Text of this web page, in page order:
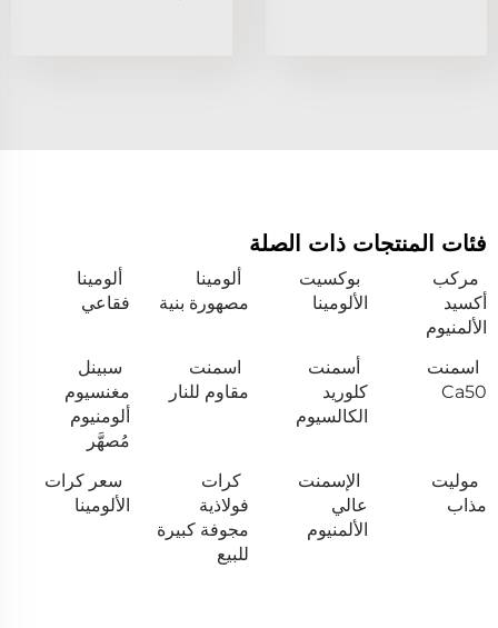
فئات المنتجات ذات الصلة
مركب
أكسيد
الألمنيوم
بوكسيت
الألومينا
ألومينا
مصهورة بنية
ألومينا
فقاعي
اسمنت
Ca50
أسمنت
كلوريد
الكالسيوم
اسمنت
مقاوم للنار
سبينل
مغنسيوم
ألومنيوم
مُصهَّر
موليت
مذاب
الإسمنت
عالي
الألمنيوم
كرات
فولاذية
مجوفة كبيرة
للبيع
سعر كرات
الألومينا